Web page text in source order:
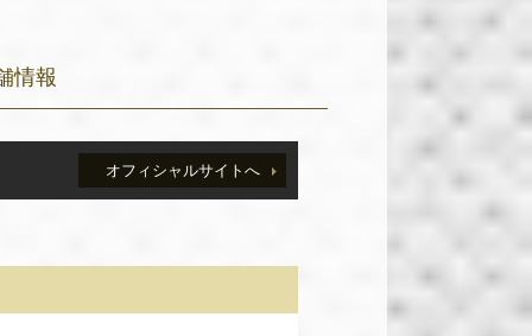
情報
オフィシャルサイトへ